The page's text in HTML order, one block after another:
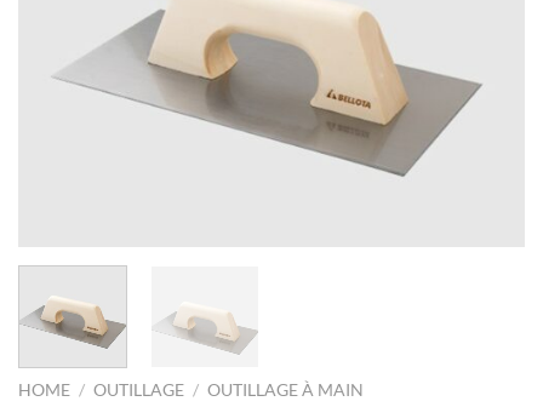
HOME / OUTILLAGE / OUTILLAGE À MAIN